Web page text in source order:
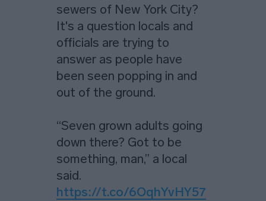
sewers of New York City?
It's a question locals and
officials are trying to
answer as people have
been seen popping in and
out of the ground.
“Seven grown adults going
down there? Got to be
something, man,” a local
said.
https://t.co/6OqhYvHY57